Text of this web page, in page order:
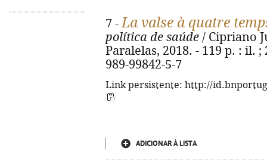
7 -La valse à quatre
política de saúde / Cipriano
Paralelas, 2018. - 119 p. : il. ;
989-99842-5-7
Link persistente: http://
ADICIONAR À LISTA